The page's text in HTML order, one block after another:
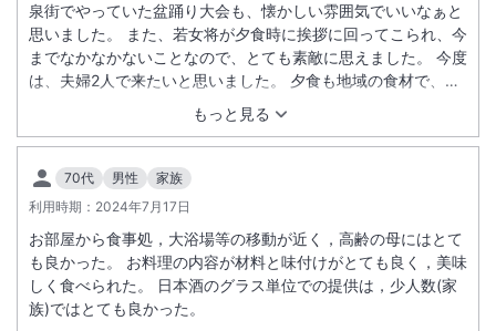
もっと見る
泉街でやっていた盆踊り大会も、懐かしい雰囲気でいいなぁと
思いました。 また、若女将が夕食時に挨拶に回ってこられ、今
までなかなかないことなので、とても素敵に思えました。 今度
は、夫婦2人で来たいと思いました。 夕食も地域の食材で、川
魚のお造りがとてもおいしかったです。
70代 男性
家族
利用時期： 2024年7月17日
お部屋から食事処，大浴場等の移動が近く，高齢の母にはとて
も良かった。 お料理の内容が材料と味付けがとても良く，美味
しく食べられた。 日本酒のグラス単位での提供は，少人数(家
族)ではとても良かった。